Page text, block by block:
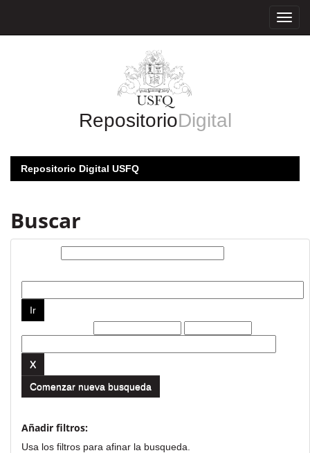
RepositorioDigital
Repositorio Digital USFQ
Buscar
Comenzar nueva busqueda
Añadir filtros:
Usa los filtros para afinar la busqueda.